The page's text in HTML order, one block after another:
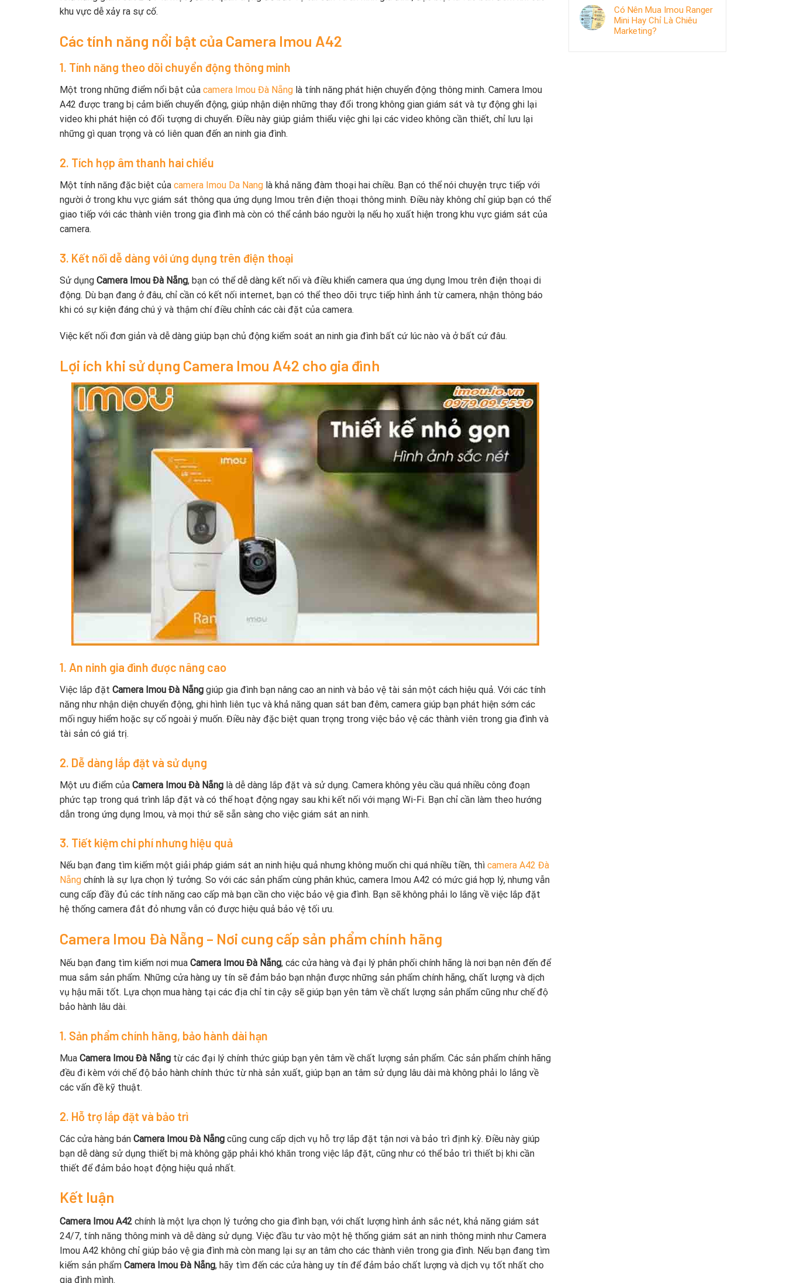
khu vực dễ xảy ra sự cố.
Các tính năng nổi bật của Camera Imou A42
1. Tính năng theo dõi chuyển động thông minh
Một trong những điểm nổi bật của camera Imou Đà Nẵng là tính năng phát hiện chuyển động thông minh. Camera Imou
A42 được trang bị cảm biến chuyển động, giúp nhận diện những thay đổi trong không gian giám sát và tự động ghi lại
video khi phát hiện có đối tượng di chuyển. Điều này giúp giảm thiểu việc ghi lại các video không cần thiết, chỉ lưu lại
những gì quan trọng và có liên quan đến an ninh gia đình.
2. Tích hợp âm thanh hai chiều
Một tính năng đặc biệt của camera Imou Da Nang là khả năng đàm thoại hai chiều. Bạn có thể nói chuyện trực tiếp với
người ở trong khu vực giám sát thông qua ứng dụng Imou trên điện thoại thông minh. Điều này không chỉ giúp bạn có thể
giao tiếp với các thành viên trong gia đình mà còn có thể cảnh báo người lạ nếu họ xuất hiện trong khu vực giám sát của
camera.
3. Kết nối dễ dàng với ứng dụng trên điện thoại
Sử dụng Camera Imou Đà Nẵng, bạn có thể dễ dàng kết nối và điều khiển camera qua ứng dụng Imou trên điện thoại di
động. Dù bạn đang ở đâu, chỉ cần có kết nối internet, bạn có thể theo dõi trực tiếp hình ảnh từ camera, nhận thông báo
khi có sự kiện đáng chú ý và thậm chí điều chỉnh các cài đặt của camera.
Việc kết nối đơn giản và dễ dàng giúp bạn chủ động kiểm soát an ninh gia đình bất cứ lúc nào và ở bất cứ đâu.
Lợi ích khi sử dụng Camera Imou A42 cho gia đình
1. An ninh gia đình được nâng cao
Việc lắp đặt Camera Imou Đà Nẵng giúp gia đình bạn nâng cao an ninh và bảo vệ tài sản một cách hiệu quả. Với các tính
năng như nhận diện chuyển động, ghi hình liên tục và khả năng quan sát ban đêm, camera giúp bạn phát hiện sớm các
mối nguy hiểm hoặc sự cố ngoài ý muốn. Điều này đặc biệt quan trọng trong việc bảo vệ các thành viên trong gia đình và
tài sản có giá trị.
2. Dễ dàng lắp đặt và sử dụng
Một ưu điểm của Camera Imou Đà Nẵng là dễ dàng lắp đặt và sử dụng. Camera không yêu cầu quá nhiều công đoạn
phức tạp trong quá trình lắp đặt và có thể hoạt động ngay sau khi kết nối với mạng Wi-Fi. Bạn chỉ cần làm theo hướng
dẫn trong ứng dụng Imou, và mọi thứ sẽ sẵn sàng cho việc giám sát an ninh.
3. Tiết kiệm chi phí nhưng hiệu quả
Nếu bạn đang tìm kiếm một giải pháp giám sát an ninh hiệu quả nhưng không muốn chi quá nhiều tiền, thì camera A42 Đà
Nẵng chính là sự lựa chọn lý tưởng. So với các sản phẩm cùng phân khúc, camera Imou A42 có mức giá hợp lý, nhưng vẫn
cung cấp đầy đủ các tính năng cao cấp mà bạn cần cho việc bảo vệ gia đình. Bạn sẽ không phải lo lắng về việc lắp đặt
hệ thống camera đắt đỏ nhưng vẫn có được hiệu quả bảo vệ tối ưu.
Camera Imou Đà Nẵng – Nơi cung cấp sản phẩm chính hãng
Nếu bạn đang tìm kiếm nơi mua Camera Imou Đà Nẵng, các cửa hàng và đại lý phân phối chính hãng là nơi bạn nên đến để
mua sắm sản phẩm. Những cửa hàng uy tín sẽ đảm bảo bạn nhận được những sản phẩm chính hãng, chất lượng và dịch
vụ hậu mãi tốt. Lựa chọn mua hàng tại các địa chỉ tin cậy sẽ giúp bạn yên tâm về chất lượng sản phẩm cũng như chế độ
bảo hành lâu dài.
1. Sản phẩm chính hãng, bảo hành dài hạn
Mua Camera Imou Đà Nẵng từ các đại lý chính thức giúp bạn yên tâm về chất lượng sản phẩm. Các sản phẩm chính hãng
đều đi kèm với chế độ bảo hành chính thức từ nhà sản xuất, giúp bạn an tâm sử dụng lâu dài mà không phải lo lắng về
các vấn đề kỹ thuật.
2. Hỗ trợ lắp đặt và bảo trì
Các cửa hàng bán Camera Imou Đà Nẵng cũng cung cấp dịch vụ hỗ trợ lắp đặt tận nơi và bảo trì định kỳ. Điều này giúp
bạn dễ dàng sử dụng thiết bị mà không gặp phải khó khăn trong việc lắp đặt, cũng như có thể bảo trì thiết bị khi cần
thiết để đảm bảo hoạt động hiệu quả nhất.
Kết luận
Camera Imou A42 chính là một lựa chọn lý tưởng cho gia đình bạn, với chất lượng hình ảnh sắc nét, khả năng giám sát
24/7, tính năng thông minh và dễ dàng sử dụng. Việc đầu tư vào một hệ thống giám sát an ninh thông minh như Camera
Imou A42 không chỉ giúp bảo vệ gia đình mà còn mang lại sự an tâm cho các thành viên trong gia đình. Nếu bạn đang tìm
kiếm sản phẩm Camera Imou Đà Nẵng, hãy tìm đến các cửa hàng uy tín để đảm bảo chất lượng và dịch vụ tốt nhất cho
gia đình mình.
Có Nên Mua Imou Ranger
Mini Hay Chỉ Là Chiêu
Marketing?